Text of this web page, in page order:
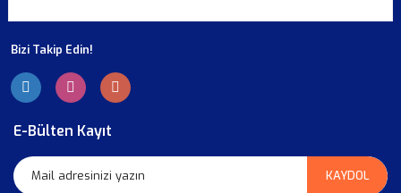
Bizi Takip Edin!
E-Bülten Kayıt
KAYDOL